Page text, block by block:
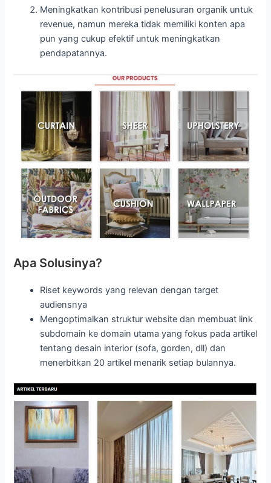
Meningkatkan kontribusi penelusuran organik untuk
revenue, namun mereka tidak memiliki konten apa
pun yang cukup efektif untuk meningkatkan
pendapatannya.
Apa Solusinya?
Riset keywords yang relevan dengan target
audiensnya
Mengoptimalkan struktur website dan membuat link
subdomain ke domain utama yang fokus pada artikel
tentang desain interior (sofa, gorden, dll) dan
menerbitkan 20 artikel menarik setiap bulannya.